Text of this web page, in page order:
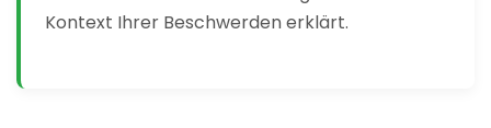
Kontext Ihrer Beschwerden erklärt.